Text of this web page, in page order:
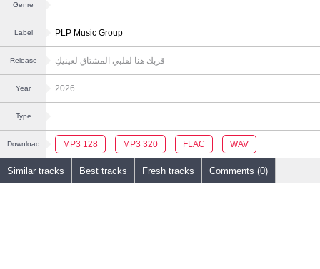
Genre
Label PLP Music Group
Release قربك هنا لقلبي المشتاق لعينيكِ
Year 2026
Type
Download MP3 128 MP3 320 FLAC WAV
Similar tracks Best tracks Fresh tracks Comments (0)